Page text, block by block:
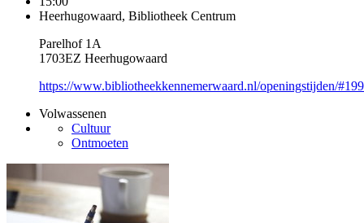
Heerhugowaard, Bibliotheek Centrum
Parelhof 1A
1703EZ Heerhugowaard
https://www.bibliotheekkennemerwaard.nl/openingstijden/
Volwassenen
Cultuur
Ontmoeten